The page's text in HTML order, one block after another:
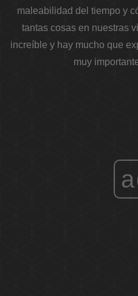
maleabilidad del tiempo y
tantas cosas en nuestras
increíble y hay mucho que
muy